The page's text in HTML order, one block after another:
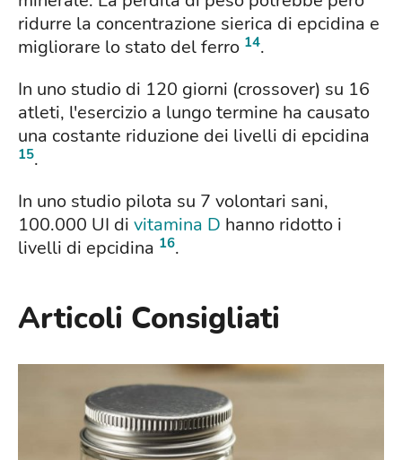
ridurre la concentrazione sierica di epcidina e
migliorare lo stato del ferro 14.
In uno studio di 120 giorni (crossover) su 16
atleti, l'esercizio a lungo termine ha causato
una costante riduzione dei livelli di epcidina
15.
In uno studio pilota su 7 volontari sani,
100.000 UI di vitamina D hanno ridotto i
livelli di epcidina 16.
Articoli Consigliati